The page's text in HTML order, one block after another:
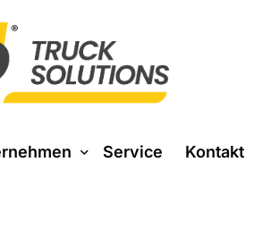
Service Kontakt